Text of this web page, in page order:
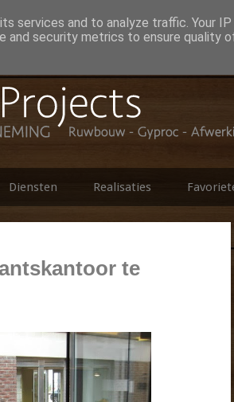
Diensten Realisaties
te
services and to analyze traffic. Your
and security metrics to ensure quality